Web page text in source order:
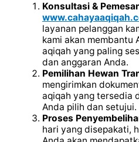
Konsultasi &
layanan pelanggan
kami akan membantu
aqiqah yang paling
dan anggaran Anda.
Pemilihan Hewan
mengirimkan
aqiqah yang tersedia
Anda pilih dan setujui.
Proses
hari yang disepakati,